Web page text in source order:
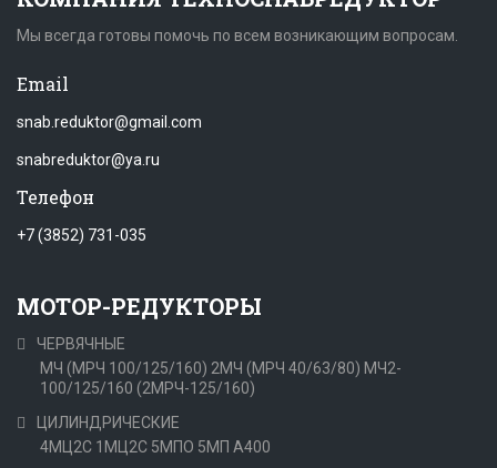
Мы всегда готовы помочь по всем возникающим вопросам.
Email
snab.reduktor@gmail.com
snabreduktor@ya.ru
Телефон
+7 (3852) 731-035
МОТОР-РЕДУКТОРЫ
ЧЕРВЯЧНЫЕ
МЧ (МРЧ 100/125/160) 2МЧ (МРЧ 40/63/80) МЧ2-
100/125/160 (2МРЧ-125/160)
ЦИЛИНДРИЧЕСКИЕ
4МЦ2С 1МЦ2С 5МПО 5МП А400